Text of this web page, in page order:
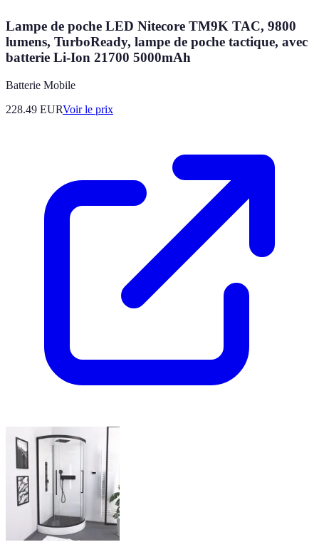
Lampe de poche LED Nitecore TM9K TAC, 9800
lumens, TurboReady, lampe de poche tactique, avec
batterie Li-Ion 21700 5000mAh
Batterie Mobile
228.49 EURVoir le prix